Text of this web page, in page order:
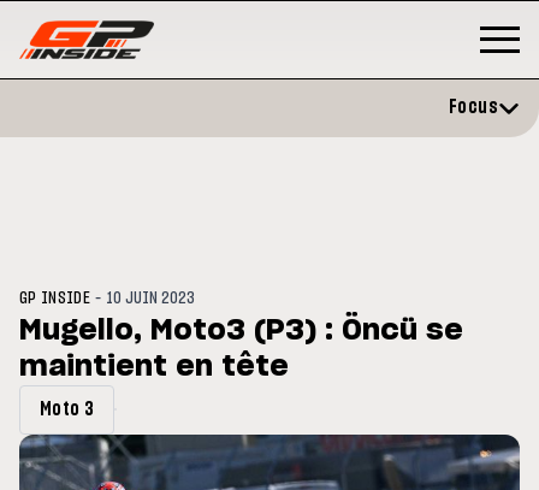
en septembre
MOTOGP
Focus
GP INSIDE - 10 JUIN 2023
Mugello, Moto3 (P3) : Öncü se
maintient en tête
Moto 3